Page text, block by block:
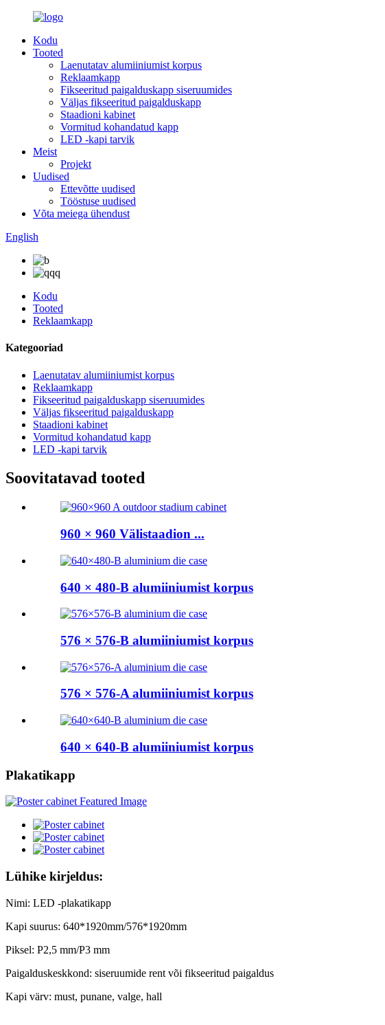
Kodu
Tooted
Laenutatav alumiiniumist korpus
Reklaamkapp
Fikseeritud paigalduskapp siseruumides
Väljas fikseeritud paigalduskapp
Staadioni kabinet
Vormitud kohandatud kapp
LED -kapi tarvik
Meist
Projekt
Uudised
Ettevõtte uudised
Tööstuse uudised
Võta meiega ühendust
English
Kodu
Tooted
Reklaamkapp
Kategooriad
Laenutatav alumiiniumist korpus
Reklaamkapp
Fikseeritud paigalduskapp siseruumides
Väljas fikseeritud paigalduskapp
Staadioni kabinet
Vormitud kohandatud kapp
LED -kapi tarvik
Soovitatavad tooted
960 × 960 Välistaadion ...
640 × 480-B alumiiniumist korpus
576 × 576-B alumiiniumist korpus
576 × 576-A alumiiniumist korpus
640 × 640-B alumiiniumist korpus
Plakatikapp
Lühike kirjeldus:
Nimi: LED -plakatikapp
Kapi suurus: 640*1920mm/576*1920mm
Piksel: P2,5 mm/P3 mm
Paigalduskeskkond: siseruumide rent või fikseeritud paigaldus
Kapi värv: must, punane, valge, hall